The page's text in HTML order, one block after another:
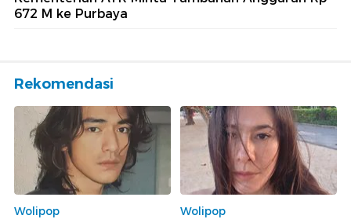
672 M ke Purbaya
Rekomendasi
Wolipop
Wolipop